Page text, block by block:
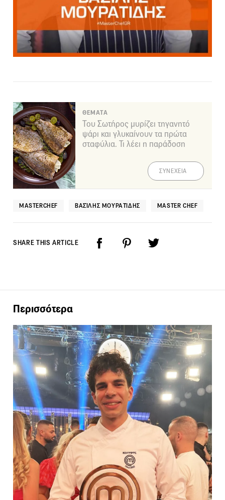
ΘΕΜΑΤΑ
Του Σωτήρος μυρίζει τηγανητό
ψάρι και γλυκαίνουν τα πρώτα
σταφύλια. Τι λέει η παράδοση
ΣΥΝΕΧΕΙΑ
MASTERCHEF ΒΑΣΊΛΗΣ ΜΟΥΡΑΤΊΔΗΣ ΜASTER CHEF
SHARE THIS ARTICLE
Περισσότερα